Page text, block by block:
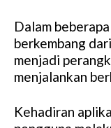
Dalam
berkembang
menjadi
menjalankan
Kehadiran